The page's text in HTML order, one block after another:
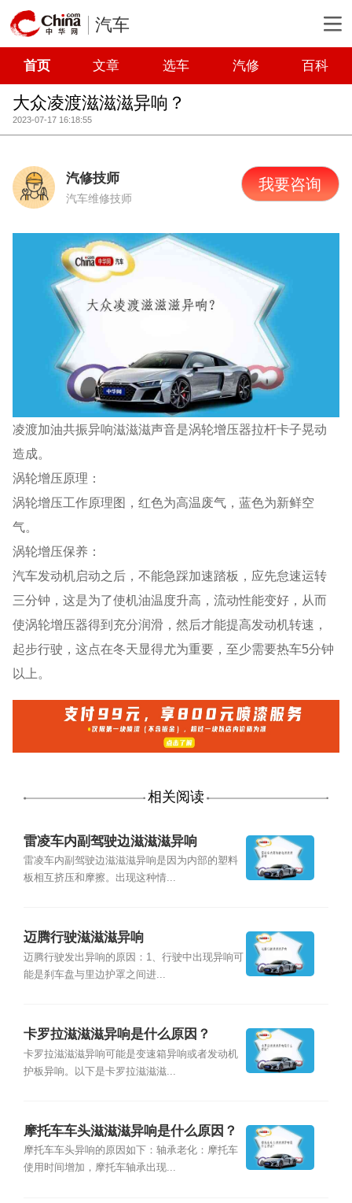
汽车
首页 文章 选车 汽修 百科
大众凌渡滋滋滋异响？
2023-07-17 16:18:55
汽修技师
汽车维修技师
我要咨询
凌渡加油共振异响滋滋滋声音是涡轮增压器拉杆卡子晃动
造成。
涡轮增压原理：
涡轮增压工作原理图，红色为高温废气，蓝色为新鲜空
气。
涡轮增压保养：
汽车发动机启动之后，不能急踩加速踏板，应先怠速运转
三分钟，这是为了使机油温度升高，流动性能变好，从而
使涡轮增压器得到充分润滑，然后才能提高发动机转速，
起步行驶，这点在冬天显得尤为重要，至少需要热车5分钟
以上。
相关阅读
雷凌车内副驾驶边滋滋滋异响
雷凌车内副驾驶边滋滋滋异响是因为内部的塑料
板相互挤压和摩擦。出现这种情...
迈腾行驶滋滋滋异响
迈腾行驶发出异响的原因：1、行驶中出现异响可
能是刹车盘与里边护罩之间进...
卡罗拉滋滋滋异响是什么原因？
卡罗拉滋滋滋异响可能是变速箱异响或者发动机
护板异响。以下是卡罗拉滋滋滋...
摩托车车头滋滋滋异响是什么原因？
摩托车车头异响的原因如下：轴承老化：摩托车
使用时间增加，摩托车轴承出现...